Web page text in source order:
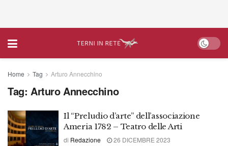
Home Tag Arturo Annecchino
Tag: Arturo Annecchino
Il “Preludio d’arte” dell’associazione
Ameria 1782 – Teatro delle Arti
di Redazione 26 DICEMBRE 2023